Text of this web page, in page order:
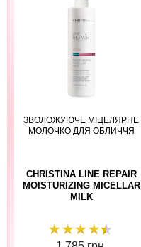
ЗВОЛОЖУЮЧЕ МІЦЕЛЯРНЕ
МОЛОЧКО ДЛЯ ОБЛИЧЧЯ
CHRISTINA LINE REPAIR
MOISTURIZING MICELLAR
MILK